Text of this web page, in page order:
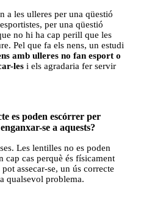
a les ulleres per una qüestió
per una qüestió
no hi ha cap perill que les
Pel que fa els nens, un estudi
amb ulleres no fan esport o
les i els agradaria fer servir
es poden escórrer per
se a aquests?
Les lentilles no es poden
cap cas perquè és físicament
assecar-se, un ús correcte
qualsevol problema.